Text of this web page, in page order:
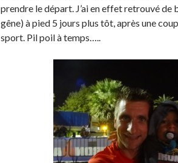
prendre le départ. J’ai en effet retrouvé de
gêne) à pied 5 jours plus tôt, après une
sport. Pil poil à temps…..